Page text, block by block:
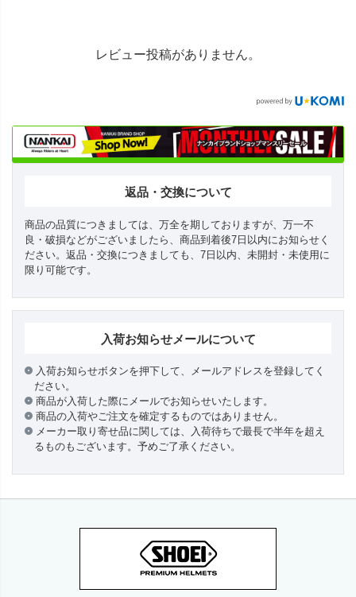
レビュー投稿がありません。
返品・交換について
商品の品質につきましては、万全を期しておりますが、万一不
良・破損などがございましたら、商品到着後7日以内にお知らせく
ださい。返品・交換につきましても、7日以内、未開封・未使用に
限り可能です。
入荷お知らせメールについて
入荷お知らせボタンを押下して、メールアドレスを登録してく
ださい。
商品が入荷した際にメールでお知らせいたします。
商品の入荷やご注文を確定するものではありません。
メーカー取り寄せ品に関しては、入荷待ちで最長で半年を超え
るものもございます。予めご了承ください。